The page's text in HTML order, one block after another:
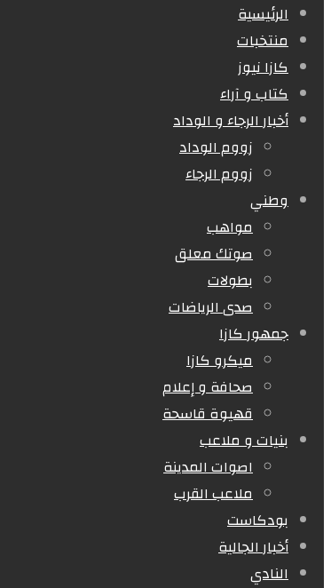
الرئيسية
منتخبات
كازا نيوز
كتاب و آراء
أخبار الرجاء و الوداد
زووم الوداد
زووم الرجاء
وطني
مواهب
صوتك معلق
بطولات
صدى الرياضات
جمهور كازا
ميكرو كازا
صحافة و إعلام
قهيوة قاسحة
بنيات و ملاعب
اصوات المدينة
ملاعب القرب
بودكاست
أخبار الجالية
النادي